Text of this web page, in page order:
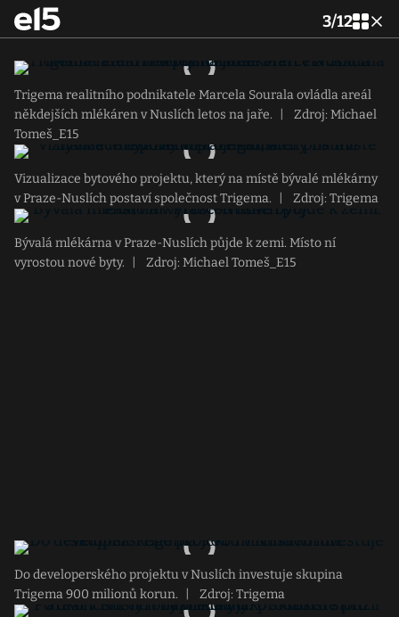
3/12
Trigema realitního podnikatele Marcela Sourala ovládla areál
někdejších mlékáren v Nuslích letos na jaře.
Zdroj: Michael
Tomeš_E15
Vizualizace bytového projektu, který na místě bývalé mlékárny
v Praze-Nuslích postaví společnost Trigema.
Zdroj: Trigema
Bývalá mlékárna v Praze-Nuslích půjde k zemi. Místo ní
vyrostou nové byty.
Zdroj: Michael Tomeš_E15
Do developerského projektu v Nuslích investuje skupina
Trigema 900 milionů korun.
Zdroj: Trigema